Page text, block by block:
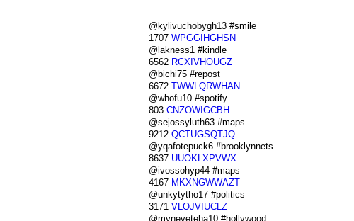
@kylivuchobygh13 #smile
1707 WPGGIHGHSN
@lakness1 #kindle
6562 RCXIVHOUGZ
@bichi75 #repost
6672 TWWLQRWHAN
@whofu10 #spotify
803 CNZOWIGCBH
@sejossyluth63 #maps
9212 QCTUGSQTJQ
@yqafotepuck6 #brooklynnets
8637 UUOKLXPVWX
@ivossohyp44 #maps
4167 MKXNGWWAZT
@unkytytho17 #politics
3171 VLOJVIUCLZ
@myneveteha10 #hollywood